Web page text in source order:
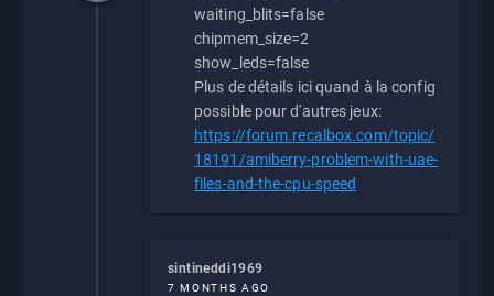
waiting_blits=false
chipmem_size=2
show_leds=false
Plus de détails ici quand à la config
possible pour d'autres jeux:
https://forum.recalbox.com/topic/
18191/amiberry-problem-with-uae-
files-and-the-cpu-speed
sintineddi1969
7 MONTHS AGO